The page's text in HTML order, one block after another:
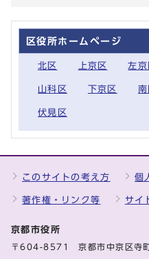
区役所ホームページ
北区 上京区 左京
山科区 下京区 南
伏見区
このサイトの考え方 個
著作権・リンク等 サイ
京都市役所
〒604-8571 京都市中京区寺